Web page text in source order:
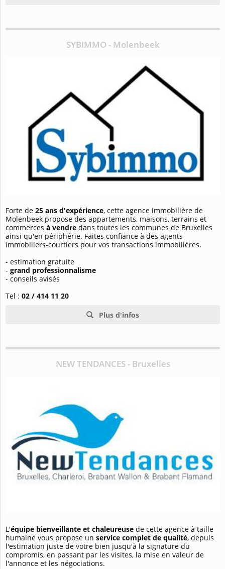
SYBIMMO - Molenbeek
Forte de 25 ans d'expérience, cette agence immobilière de
Molenbeek propose des appartements, maisons, terrains et
commerces à vendre dans toutes les communes de Bruxelles
ainsi qu'en périphérie. Faites confiance à des agents
immobiliers-courtiers pour vos transactions immobilières.
- estimation gratuite
- grand professionnalisme
- conseils avisés
Tel : 02 / 414 11 20
Plus d'infos
NEW TENDANCES - Bruxelles
L'équipe bienveillante et chaleureuse de cette agence à taille
humaine vous propose un service complet de qualité, depuis
l'estimation juste de votre bien jusqu'à la signature du
compromis, en passant par les visites, la mise en valeur de
l'annonce et les négociations.